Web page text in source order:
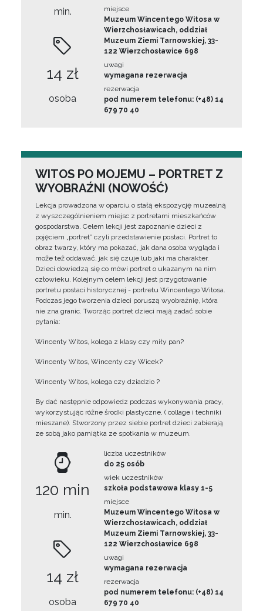
min.
14 zł
osoba
miejsce
Muzeum Wincentego Witosa w
Wierzchosławicach, oddział
Muzeum Ziemi Tarnowskiej, 33-
122 Wierzchosławice 698
uwagi
wymagana rezerwacja
rezerwacja
pod numerem telefonu: (+48) 14
679 70 40
WITOS PO MOJEMU – PORTRET Z
WYOBRAŹNI (NOWOŚĆ)
Lekcja prowadzona w oparciu o stałą ekspozycję muzealną
z wyszczególnieniem miejsc z portretami mieszkańców
gospodarstwa. Celem lekcji jest zapoznanie dzieci z
pojęciem „portret” czyli przedstawienie postaci. Portret to
obraz twarzy, który ma pokazać, jak dana osoba wygląda i
może też oddawać, jak się czuje lub jaki ma charakter.
Dzieci dowiedzą się co mówi portret o ukazanym na nim
człowieku. Kolejnym celem lekcji jest przygotowanie
portretu postaci historycznej - portretu Wincentego Witosa.
Podczas jego tworzenia dzieci poruszą wyobraźnię, która
nie zna granic. Tworząc portret dzieci mają zadać sobie
pytania:
Wincenty Witos, kolega z klasy czy miły pan?
Wincenty Witos, Wincenty czy Wicek?
Wincenty Witos, kolega czy dziadzio ?
By dać następnie odpowiedz podczas wykonywania pracy,
wykorzystując różne środki plastyczne, ( collage i techniki
mieszane). Stworzony przez siebie portret dzieci zabierają
ze sobą jako pamiątka ze spotkania w muzeum.
120 min
min.
14 zł
osoba
liczba uczestników
do 25 osób
wiek uczestników
szkoła podstawowa klasy 1-5
miejsce
Muzeum Wincentego Witosa w
Wierzchosławicach, oddział
Muzeum Ziemi Tarnowskiej, 33-
122 Wierzchosławice 698
uwagi
wymagana rezerwacja
rezerwacja
pod numerem telefonu: (+48) 14
679 70 40